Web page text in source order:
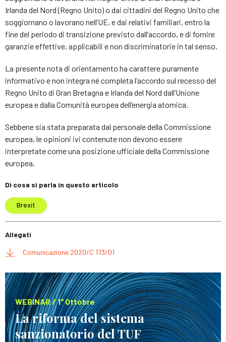
Irlanda del Nord (Regno Unito) o dai cittadini del Regno Unito che
soggiornano o lavorano nell’UE, e dai relativi familiari, entro la
fine del periodo di transizione previsto dall’accordo, e di fornire
garanzie effettive, applicabili e non discriminatorie in tal senso.
La presente nota di orientamento ha carattere puramente
informativo e non integra né completa l’accordo sul recesso del
Regno Unito di Gran Bretagna e Irlanda del Nord dall’Unione
europea e dalla Comunità europea dell’energia atomica.
Sebbene sia stata preparata dal personale della Commissione
europea, le opinioni ivi contenute non devono essere
interpretate come una posizione ufficiale della Commissione
europea.
Di cosa si parla in questo articolo
Brexit
Allegati
Comunicazione 2020/C 173/01
WEBINAR / 1° Ottobre
La riforma del sistema
sanzionatorio del TUF